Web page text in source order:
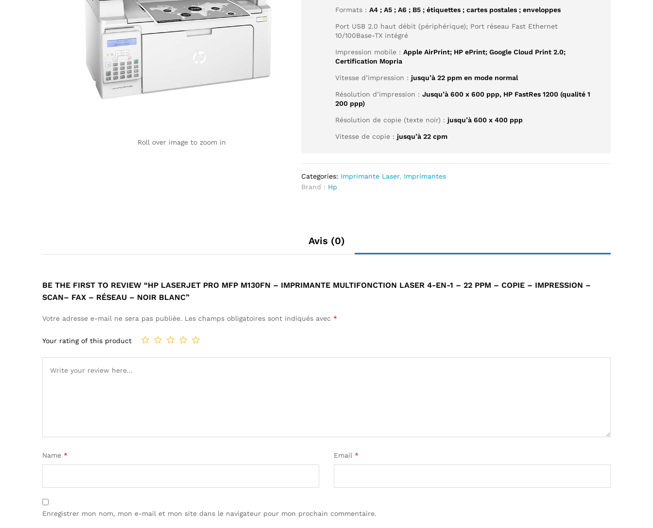
Roll over image to zoom in
Formats :A4 ; A5 ; A6 ; B5 ; étiquettes ; cartes postales ; enveloppes
Port USB 2.0 haut débit (périphérique); Port réseau Fast Ethernet
10/100Base-TX intégré
Impression mobile :Apple AirPrint; HP ePrint; Google Cloud Print 2.0;
Certification Mopria
Vitesse d’impression :jusqu’à 22 ppm en mode normal
Résolution d’impression :Jusqu’à 600 x 600 ppp, HP FastRes 1200 (qualité 1
200 ppp)
Résolution de copie (texte noir) :jusqu’à 600 x 400 ppp
Vitesse de copie :jusqu’à 22 cpm
Categories: Imprimante Laser, Imprimantes
Brand : Hp
Avis (0)
BE THE FIRST TO REVIEW “HP LASERJET PRO MFP M130FN – IMPRIMANTE MULTIFONCTION LASER 4-EN-1 – 22 PPM – COPIE – IMPRESSION –
SCAN– FAX – RÉSEAU – NOIR BLANC”
Votre adresse e-mail ne sera pas publiée. Les champs obligatoires sont indiqués avec *
Your rating of this product
Name * Email *
Enregistrer mon nom, mon e-mail et mon site dans le navigateur pour mon prochain commentaire.